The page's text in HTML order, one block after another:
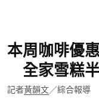
本周咖啡優
全家雪糕
記者黃韻文／綜合報導